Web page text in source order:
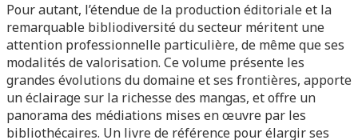
Pour autant, l’étendue de la production éditoriale et la
remarquable bibliodiversité du secteur méritent une
attention professionnelle particulière, de même que ses
modalités de valorisation. Ce volume présente les
grandes évolutions du domaine et ses frontières, apporte
un éclairage sur la richesse des mangas, et offre un
panorama des médiations mises en œuvre par les
bibliothécaires. Un livre de référence pour élargir ses